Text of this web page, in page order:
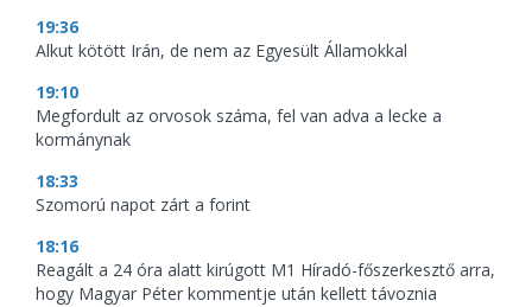
19:36
Alkut kötött Irán, de nem az Egyesült Államokkal
19:10
Megfordult az orvosok száma, fel van adva a lecke a
kormánynak
18:33
Szomorú napot zárt a forint
18:16
Reagált a 24 óra alatt kirúgott M1 Híradó-főszerkesztő arra,
hogy Magyar Péter kommentje után kellett távoznia